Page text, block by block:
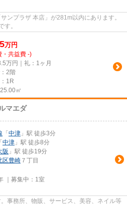
ンプラザ 本店」が281m以内にあります。
す。
万円
・共益費 -)
万円｜礼：1ヶ月
2階
1R
㎡
マエダ
「 中津 」駅 徒歩3分
「 中津 」駅 徒歩8分
阪 」駅 徒歩19分
区豊崎 ７丁目
｜募集中： 1室
事務所、物販、サービス、美容、ネイル等